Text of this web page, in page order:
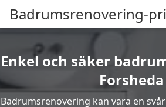
Badrumsrenovering-
Enkel och säker
Forsheda
Badrumsrenovering kan vara en